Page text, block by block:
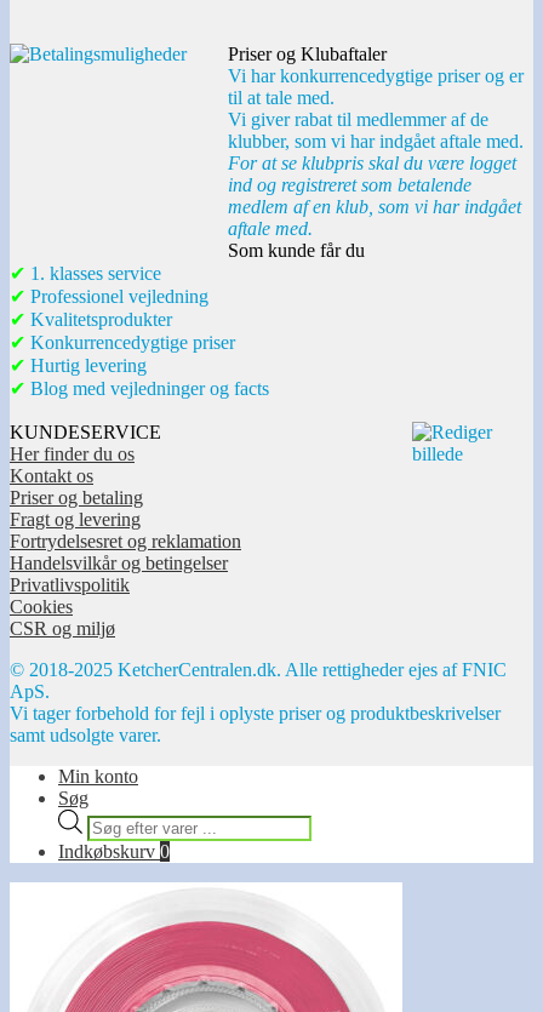
Priser og Klubaftaler
Vi har konkurrencedygtige priser og er
til at tale med.
Vi giver rabat til medlemmer af de
klubber, som vi har indgået aftale med.
For at se klubpris skal du være logget
ind og registreret som betalende
medlem af en klub, som vi har indgået
aftale med.
Som kunde får du
✔ 1. klasses service
✔ Professionel vejledning
✔ Kvalitetsprodukter
✔ Konkurrencedygtige priser
✔ Hurtig levering
✔ Blog med vejledninger og facts
KUNDESERVICE
Her finder du os
Kontakt os
Priser og betaling
Fragt og levering
Fortrydelsesret og reklamation
Handelsvilkår og betingelser
Privatlivspolitik
Cookies
CSR og miljø
© 2018-2025 KetcherCentralen.dk. Alle rettigheder ejes af FNIC
ApS.
Vi tager forbehold for fejl i oplyste priser og produktbeskrivelser
samt udsolgte varer.
Min konto
Søg
Products
search
Indkøbskurv 0